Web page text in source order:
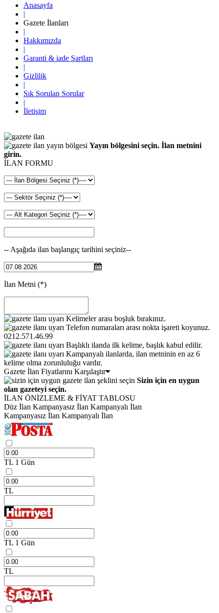
Anasayfa
|
Gazete İlanları
|
Hakkımızda
|
Garanti & iade Şartları
|
Gizlilik
|
Sık Sorulan Sorular
|
İletişim
Yayın bölgesini seçin. İlan metnini
girin.
İLAN FORMU
-- Aşağıda ilan başlangıç tarihini seçiniz--
İlan Metni (*)
Kelimeler arası boşluk bırakınız.
Telefon numaraları arası nokta işareti koyunuz.
0212.571.46.99
Başlıklı ilanda ilk kelime, başlık kabul edilir.
Kampanyalı ilanlarda, ilan metninin en az 6
kelime olma zorunluluğu vardır.
Gazete İlan Fiyatlarını Karşılaştır
Sizin için en uygun
olan gazeteyi seçin.
İLAN ÖNİZLEME & FİYAT TABLOSU
Düz İlan Kampanyasız İlan Kampanyalı İlan
Kampanyasız İlan Kampanyalı İlan
TL 1 Gün
TL
TL 1 Gün
TL